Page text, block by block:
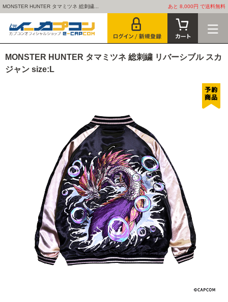
MONSTER HUNTER タマミツネ 総刺繍... あと 8,000円 で送料無料
MONSTER HUNTER タマミツネ 総刺繍 リバーシブル スカ
ジャン size:L